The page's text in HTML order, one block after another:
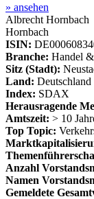
» ansehen
Albrecht Hornbach
Hornbach
ISIN:
Branche: Handel
Sitz (Stadt):
Land: Deutschland
Index: SDAX
Herausragende
Amtszeit: > 10
Top Topic:
Anzahl
Namen
Gemeldete